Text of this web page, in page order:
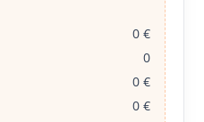
0 €
0
0 €
0 €